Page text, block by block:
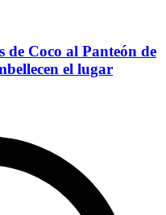
de Coco al Panteón de
el lugar